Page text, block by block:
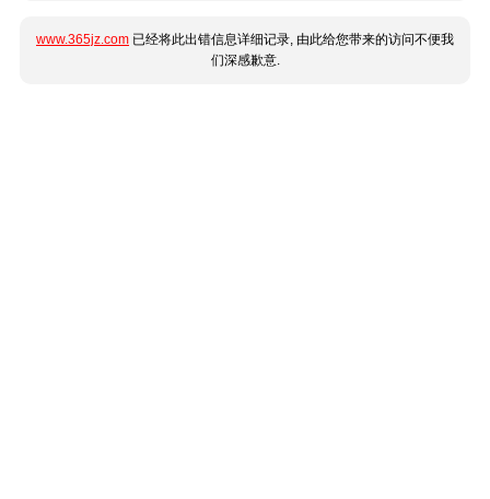
www.365jz.com 已经将此出错信息详细记录, 由此给您带来的访问不便我
们深感歉意.